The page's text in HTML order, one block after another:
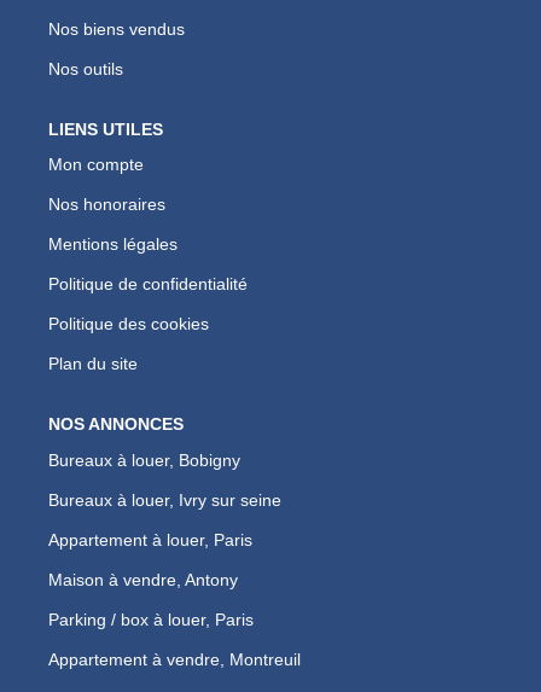
Nos biens vendus
Nos outils
LIENS UTILES
Mon compte
Nos honoraires
Mentions légales
Politique de confidentialité
Politique des cookies
Plan du site
NOS ANNONCES
Bureaux à louer, Bobigny
Bureaux à louer, Ivry sur seine
Appartement à louer, Paris
Maison à vendre, Antony
Parking / box à louer, Paris
Appartement à vendre, Montreuil